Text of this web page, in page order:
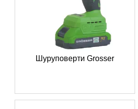
Шуруповерти Grosser